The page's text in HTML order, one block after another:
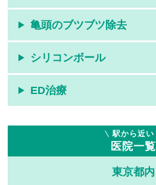
亀頭のブツブツ除去
シリコンボール
ED治療
駅から近い
医院一覧
東京都内